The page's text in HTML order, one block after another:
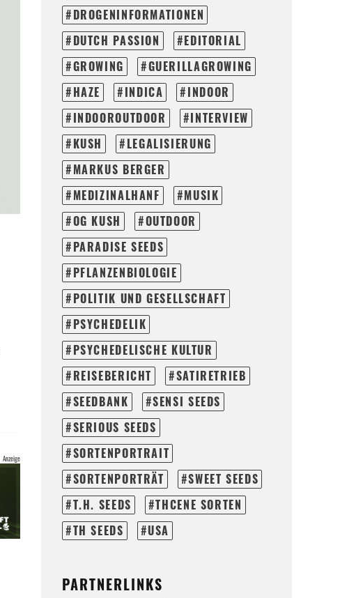
DROGENINFORMATIONEN
DUTCH PASSION
EDITORIAL
GROWING
GUERILLAGROWING
HAZE
INDICA
INDOOR
INDOOROUTDOOR
INTERVIEW
KUSH
LEGALISIERUNG
MARKUS BERGER
MEDIZINALHANF
MUSIK
OG KUSH
OUTDOOR
PARADISE SEEDS
PFLANZENBIOLOGIE
POLITIK UND GESELLSCHAFT
PSYCHEDELIK
PSYCHEDELISCHE KULTUR
REISEBERICHT
SATIRETRIEB
SEEDBANK
SENSI SEEDS
SERIOUS SEEDS
SORTENPORTRAIT
SORTENPORTRÄT
SWEET SEEDS
T.H. SEEDS
THCENE SORTEN
TH SEEDS
USA
PARTNERLINKS